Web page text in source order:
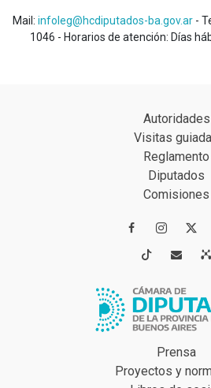
Mail: infoleg@hcdiputados-ba.gov.ar -
1046 - Horarios de atención: Días
Autoridades
Visitas
Reglamento
Diputados
Comisiones

 
Prensa
Proyectos y